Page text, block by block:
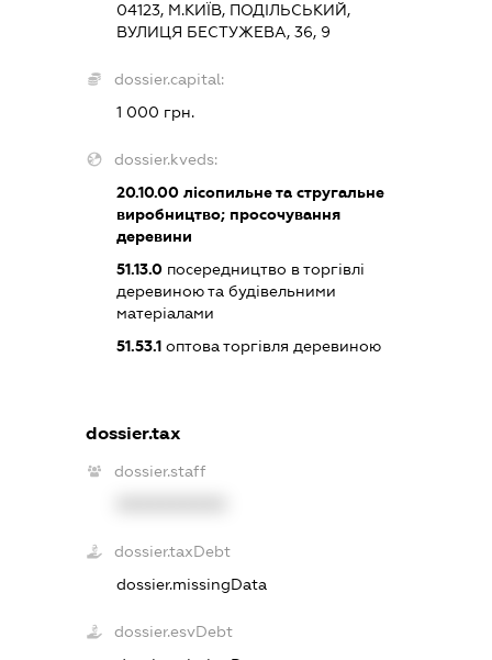
04123, М.КИЇВ, ПОДІЛЬСЬКИЙ,
ВУЛИЦЯ БЕСТУЖЕВА, 36, 9
dossier.capital:
1 000 грн.
dossier.kveds:
20.10.00 лісопильне та стругальне
виробництво; просочування
деревини
51.13.0 посередництво в торгівлі
деревиною та будівельними
матеріалами
51.53.1 оптова торгівля деревиною
dossier.tax
dossier.staff
dossier.taxDebt
dossier.missingData
dossier.esvDebt